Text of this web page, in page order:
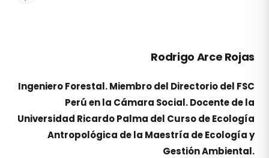
Rodrigo Arce Rojas
Ingeniero Forestal. Miembro del Directorio del FSC
Perú en la Cámara Social. Docente de la
Universidad Ricardo Palma del Curso de Ecología
Antropológica de la Maestría de Ecología y
Gestión Ambiental.